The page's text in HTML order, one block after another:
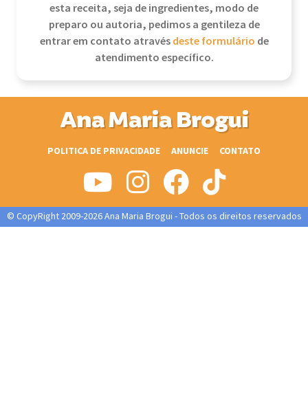
esta receita, seja de ingredientes, modo de
preparo ou autoria, pedimos a gentileza de
entrar em contato atravésdeste formulário de
atendimento específico.
Ana Maria Brogui
POLITICA DE PRIVACIDADE ANUNCIE CONTATO
© CopyRight 2009-2026 Ana Maria Brogui - Todos os direitos reservados